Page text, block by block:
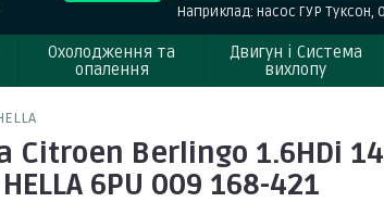
Наприклад: насос ГУР Туксон,
Охолодження та
опалення
Двигун і Система
вихлопу
Berlingo 1.6HDi
6PU 009 168-421